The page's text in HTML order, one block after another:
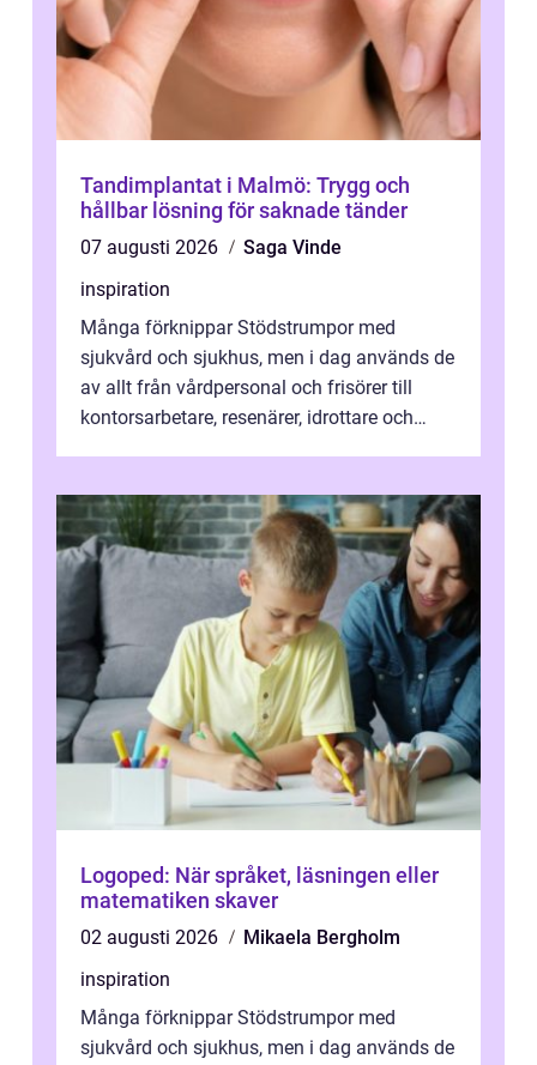
Tandimplantat i Malmö: Trygg och
hållbar lösning för saknade tänder
07 augusti 2026
Saga Vinde
inspiration
Många förknippar Stödstrumpor med
sjukvård och sjukhus, men i dag används de
av allt från vårdpersonal och frisörer till
kontorsarbetare, resenärer, idrottare och
Logoped: När språket, läsningen eller
matematiken skaver
02 augusti 2026
Mikaela Bergholm
inspiration
Många förknippar Stödstrumpor med
sjukvård och sjukhus, men i dag används de